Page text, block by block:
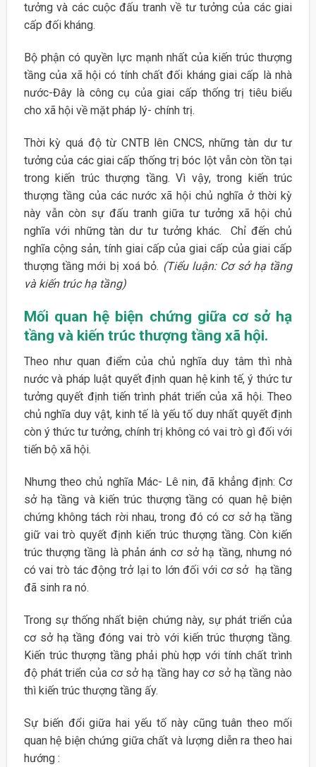
tưởng và các cuộc đấu tranh về tư tưởng của các giai
cấp đối kháng.
Bộ phận có quyền lực mạnh nhất của kiến trúc thượng
tầng của xã hội có tính chất đối kháng giai cấp là nhà
nước-Đây là công cụ của giai cấp thống trị tiêu biểu
cho xã hội về mặt pháp lý- chính trị.
Thời kỳ quá độ từ CNTB lên CNCS, những tàn dư tư
tưởng của các giai cấp thống trị bóc lột vẫn còn tồn tại
trong kiến trúc thượng tầng. Vì vậy, trong kiến trúc
thượng tầng của các nước xã hội chủ nghĩa ở thời kỳ
này vẫn còn sự đấu tranh giữa tư tưởng xã hội chủ
nghĩa với những tàn dư tư tưởng khác. Chỉ đến chủ
nghĩa cộng sản, tính giai cấp của giai cấp của giai cấp
thượng tầng mới bị xoá bỏ. (Tiểu luận: Cơ sở hạ tầng
và kiến trúc hạ tầng)
Mối quan hệ biện chứng giữa cơ sở hạ
tầng và kiến trúc thượng tầng xã hội.
Theo như quan điểm của chủ nghĩa duy tâm thì nhà
nước và pháp luật quyết định quan hệ kinh tế, ý thức tư
tưởng quyết định tiến trình phát triển của xã hội. Theo
chủ nghĩa duy vật, kinh tế là yếu tố duy nhất quyết định
còn ý thức tư tưởng, chính trị không có vai trò gì đối với
tiến bộ xã hội.
Nhưng theo chủ nghĩa Mác- Lê nin, đã khẳng định: Cơ
sở hạ tầng và kiến trúc thượng tầng có quan hệ biện
chứng không tách rời nhau, trong đó có cơ sở hạ tầng
giữ vai trò quyết định kiến trúc thượng tầng. Còn kiến
trúc thượng tầng là phản ánh cơ sở hạ tầng, nhưng nó
có vai trò tác động trở lại to lớn đối với cơ sở hạ tầng
đã sinh ra nó.
Trong sự thống nhất biện chứng này, sự phát triển của
cơ sở hạ tầng đóng vai trò với kiến trúc thượng tầng.
Kiến trúc thượng tầng phải phù hợp với tính chất trình
độ phát triển của cơ sở hạ tầng hay cơ sở hạ tầng nào
thì kiến trúc thượng tầng ấy.
Sự biến đổi giữa hai yếu tố này cũng tuân theo mối
quan hệ biện chứng giữa chất và lượng diễn ra theo hai
hướng :